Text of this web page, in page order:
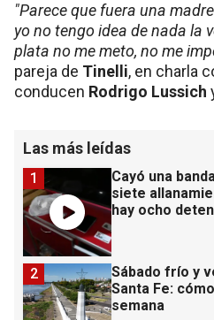
"Parece que fuera una
yo no tengo idea de nada la
plata no me meto, no me
pareja de Tinelli, en charla
conducen Rodrigo Lussich
Las más leídas
Cayó una
siete
hay ocho
1
Sábado frío y
Santa Fe:
semana
2